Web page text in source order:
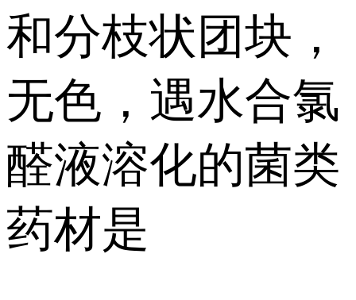
和分枝状团块，
无色，遇水合氯
醛液溶化的菌类
药材是